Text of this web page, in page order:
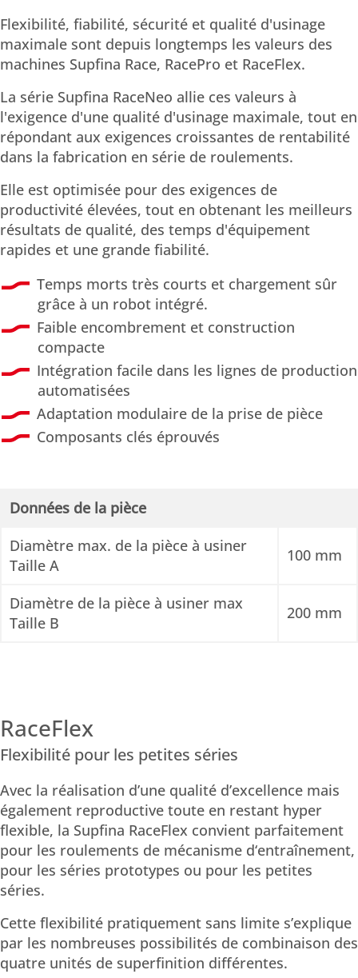
Flexibilité, fiabilité, sécurité et qualité d'usinage
maximale sont depuis longtemps les valeurs des
machines Supfina Race, RacePro et RaceFlex.
La série Supfina RaceNeo allie ces valeurs à
l'exigence d'une qualité d'usinage maximale, tout en
répondant aux exigences croissantes de rentabilité
dans la fabrication en série de roulements.
Elle est optimisée pour des exigences de
productivité élevées, tout en obtenant les meilleurs
résultats de qualité, des temps d'équipement
rapides et une grande fiabilité.
Temps morts très courts et chargement sûr
grâce à un robot intégré.
Faible encombrement et construction
compacte
Intégration facile dans les lignes de production
automatisées
Adaptation modulaire de la prise de pièce
Composants clés éprouvés
Données de la pièce
Diamètre max. de la pièce à usiner
Taille A
100 mm
Diamètre de la pièce à usiner max
Taille B
200 mm
RaceFlex
Flexibilité pour les petites séries
Avec la réalisation d’une qualité d’excellence mais
également reproductive toute en restant hyper
flexible, la Supfina RaceFlex convient parfaitement
pour les roulements de mécanisme d‘entraînement,
pour les séries prototypes ou pour les petites
séries.
Cette flexibilité pratiquement sans limite s’explique
par les nombreuses possibilités de combinaison des
quatre unités de superfinition différentes.